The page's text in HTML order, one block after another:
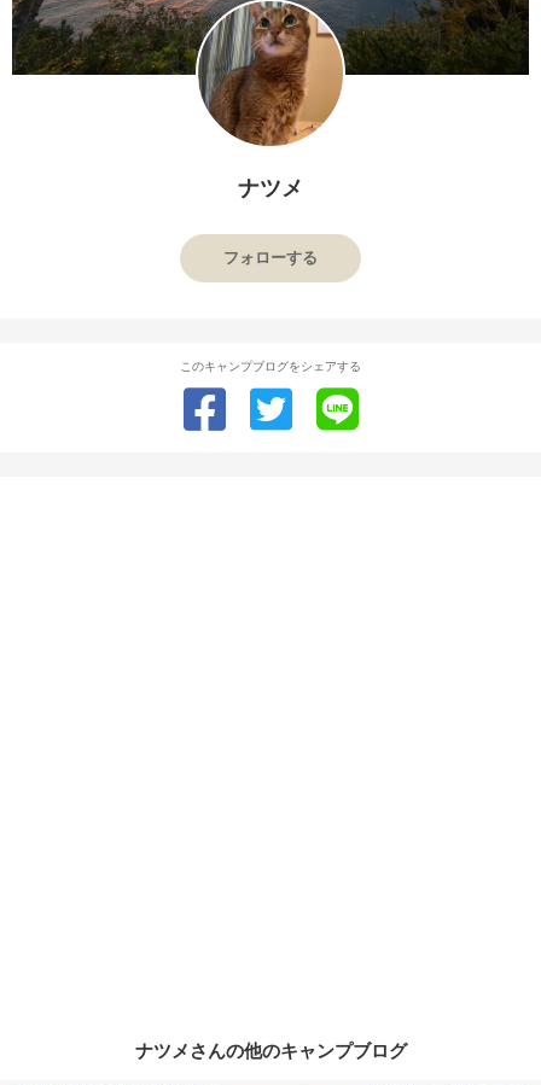
ナツメ
フォローする
このキャンプブログをシェアする
ナツメさんの他のキャンプブログ